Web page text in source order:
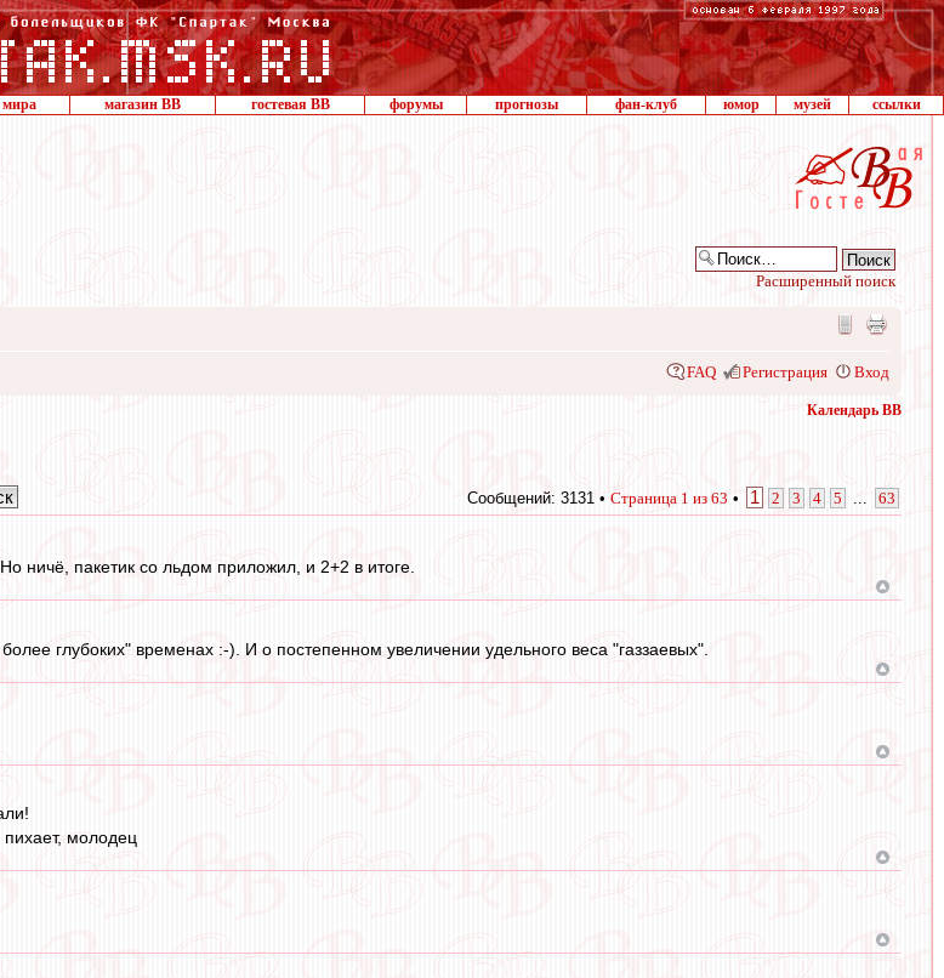
мира магазин ВВ гостевая ВВ форумы прогнозы фан-клуб юмор музей ссылки
Расширенный поиск
FAQ Регистрация Вход
Календарь ВВ
Сообщений: 3131 • Страница 1 из 63 • 1 2 3 4 5 63
ничё, пакетик со льдом приложил, и 2+2 в итоге.
глубоких" временах :-). И о постепенном увеличении удельного веса "газзаевых".
молодец